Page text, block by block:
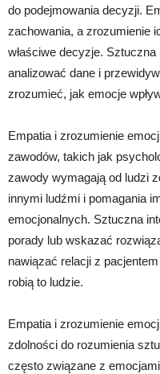
do podejmowania decyzji.
zachowania, a zrozumienie
właściwe decyzje.
analizować dane i
zrozumieć, jak emocje
Empatia i zrozumienie
zawodów, takich jak
zawody wymagają od ludzi
innymi ludźmi i pomagania
emocjonalnych. Sztuczna
porady lub wskazać
nawiązać relacji z
robią to ludzie.
Empatia i zrozumienie
zdolności do rozumienia
często związane z